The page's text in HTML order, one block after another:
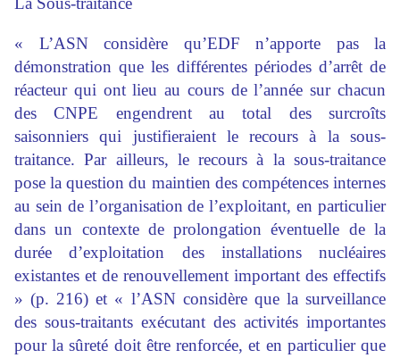
« L’ASN considère qu’EDF n’apporte pas la
démonstration que les différentes périodes d’arrêt de
réacteur qui ont lieu au cours de l’année sur chacun
des CNPE engendrent au total des surcroîts
saisonniers qui justifieraient le recours à la sous-
traitance. Par ailleurs, le recours à la sous-traitance
pose la question du maintien des compétences internes
au sein de l’organisation de l’exploitant, en particulier
dans un contexte de prolongation éventuelle de la
durée d’exploitation des installations nucléaires
existantes et de renouvellement important des effectifs
» (p. 216) et « l’ASN considère que la surveillance
des sous-traitants exécutant des activités importantes
pour la sûreté doit être renforcée, et en particulier que